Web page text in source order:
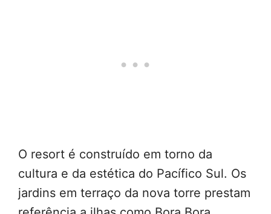
O resort é construído em torno da
cultura e da estética do Pacífico Sul. Os
jardins em terraço da nova torre prestam